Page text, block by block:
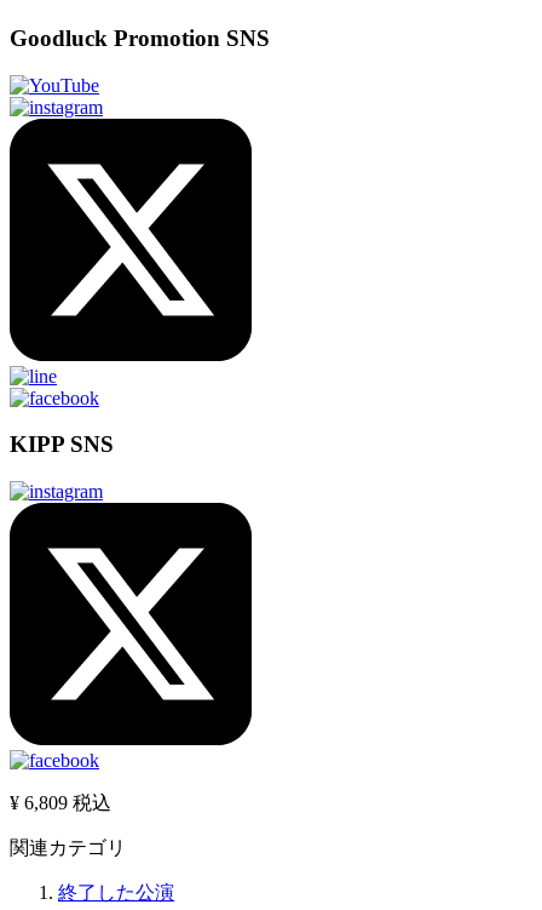
Goodluck Promotion SNS
KIPP SNS
¥ 6,809 税込
関連カテゴリ
終了した公演